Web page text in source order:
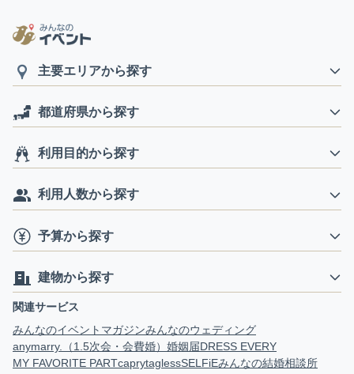
主要エリアから探す
都道府県から探す
利用目的から探す
利用人数から探す
予算から探す
建物から探す
関連サービス
みんなのイベントマガジンみんなのウェディング
anymarry.（1.5次会・会費婚） 婚姻届DRESS EVERY
MY FAVORITE PARTcaprytaglessSELFiEみんなの結婚相談所